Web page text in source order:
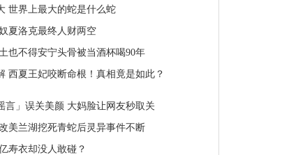
世界上最大的蛇是什么蛇
夏洛克最终人财两空
也不得安宁头骨被当酒杯喝90年
西夏王妃咬断命根！真相竟是如此？
言」误关美颜 大妈脸让网友秒取关
美兰湖挖死青蛇后灵异事件不断
寿衣却没人敢碰？